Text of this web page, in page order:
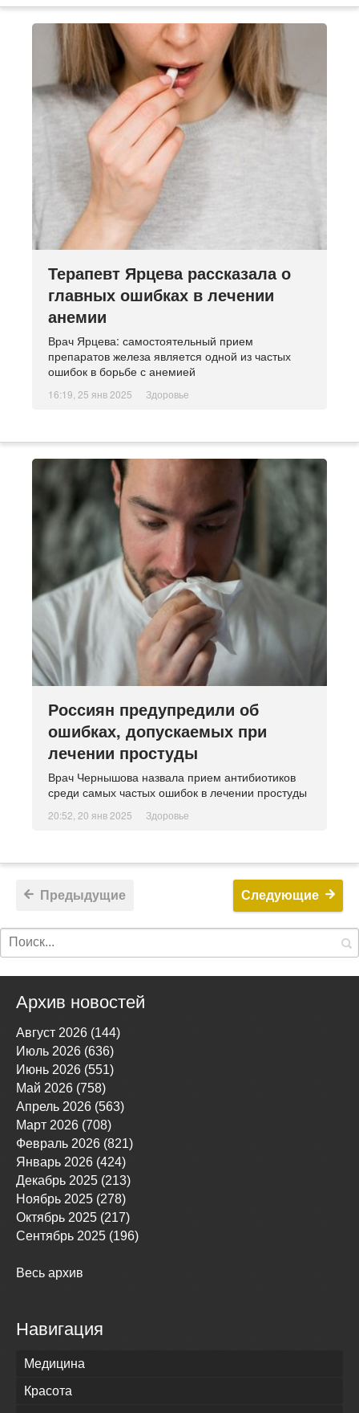
Терапевт Ярцева рассказала о
главных ошибках в лечении
анемии
Врач Ярцева: самостоятельный прием
препаратов железа является одной из частых
ошибок в борьбе с анемией
16:19, 25 янв 2025 Здоровье
Россиян предупредили об
ошибках, допускаемых при
лечении простуды
Врач Чернышова назвала прием антибиотиков
среди самых частых ошибок в лечении простуды
20:52, 20 янв 2025 Здоровье
Предыдущие Следующие
Архив новостей
Август 2026 (144)
Июль 2026 (636)
Июнь 2026 (551)
Май 2026 (758)
Апрель 2026 (563)
Март 2026 (708)
Февраль 2026 (821)
Январь 2026 (424)
Декабрь 2025 (213)
Ноябрь 2025 (278)
Октябрь 2025 (217)
Сентябрь 2025 (196)
Весь архив
Навигация
Медицина
Красота